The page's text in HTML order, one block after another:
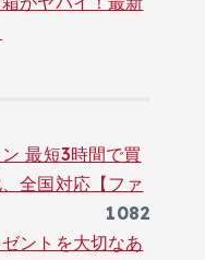
最短3時間で買
全国対応【ファ
1082
ントを大切なあ